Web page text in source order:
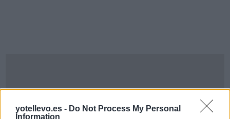
yotellevo.es - Do Not Process My Personal
Information